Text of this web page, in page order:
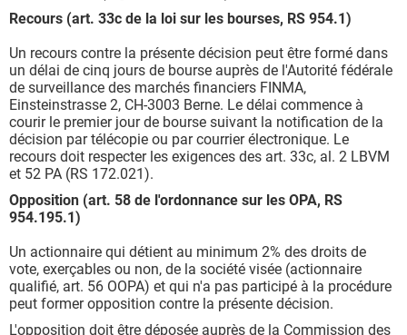
Recours (art. 33c de la loi sur les bourses, RS 954.1)
Un recours contre la présente décision peut être formé dans
un délai de cinq jours de bourse auprès de l'Autorité fédérale
de surveillance des marchés financiers FINMA,
Einsteinstrasse 2, CH-3003 Berne. Le délai commence à
courir le premier jour de bourse suivant la notification de la
décision par télécopie ou par courrier électronique. Le
recours doit respecter les exigences des art. 33c, al. 2 LBVM
et 52 PA (RS 172.021).
Opposition (art. 58 de l'ordonnance sur les OPA, RS
954.195.1)
Un actionnaire qui détient au minimum 2% des droits de
vote, exerçables ou non, de la société visée (actionnaire
qualifié, art. 56 OOPA) et qui n'a pas participé à la procédure
peut former opposition contre la présente décision.
L'opposition doit être déposée auprès de la Commission des